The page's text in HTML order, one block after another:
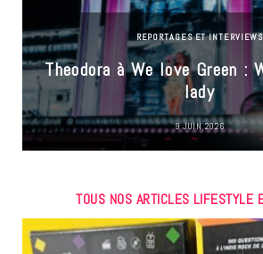
REPORTAGES ET INTERVIEWS
Theodora à We love Green :
lady
9 JUIN 2026
TOUS NOS ARTICLES LIFESTYLE